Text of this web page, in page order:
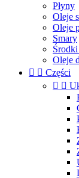
Płyny
Oleje
Oleje
Smary
Oleje
  Części
 